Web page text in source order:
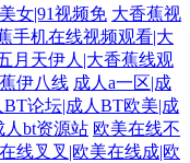
女|91视频免 大香蕉视
手机在线视频观看|大
月天伊人|大香蕉线观
伊八线 成人a一区|成
BT论坛|成人BT欧美|成
人bt资源站 欧美在线不
线叉叉|欧美在线成|欧